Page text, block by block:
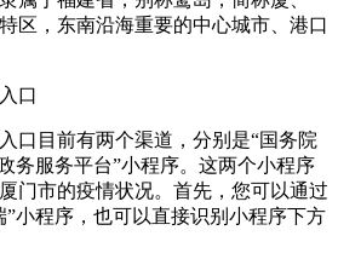
区，东南沿海重要的中心城市、港口
口
口目前有两个渠道，分别是“国务院
务服务平台”小程序。这两个小程序
门市的疫情状况。首先，您可以通过
小程序，也可以直接识别小程序下方